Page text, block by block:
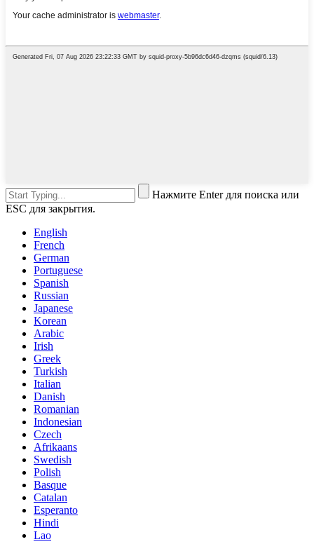
Нажмите Enter для поиска или
ESC для закрытия.
English
French
German
Portuguese
Spanish
Russian
Japanese
Korean
Arabic
Irish
Greek
Turkish
Italian
Danish
Romanian
Indonesian
Czech
Afrikaans
Swedish
Polish
Basque
Catalan
Esperanto
Hindi
Lao